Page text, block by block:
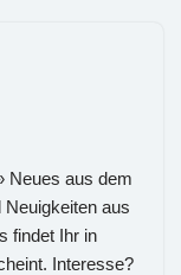
Neues aus dem
aus
findet Ihr in
Interesse?